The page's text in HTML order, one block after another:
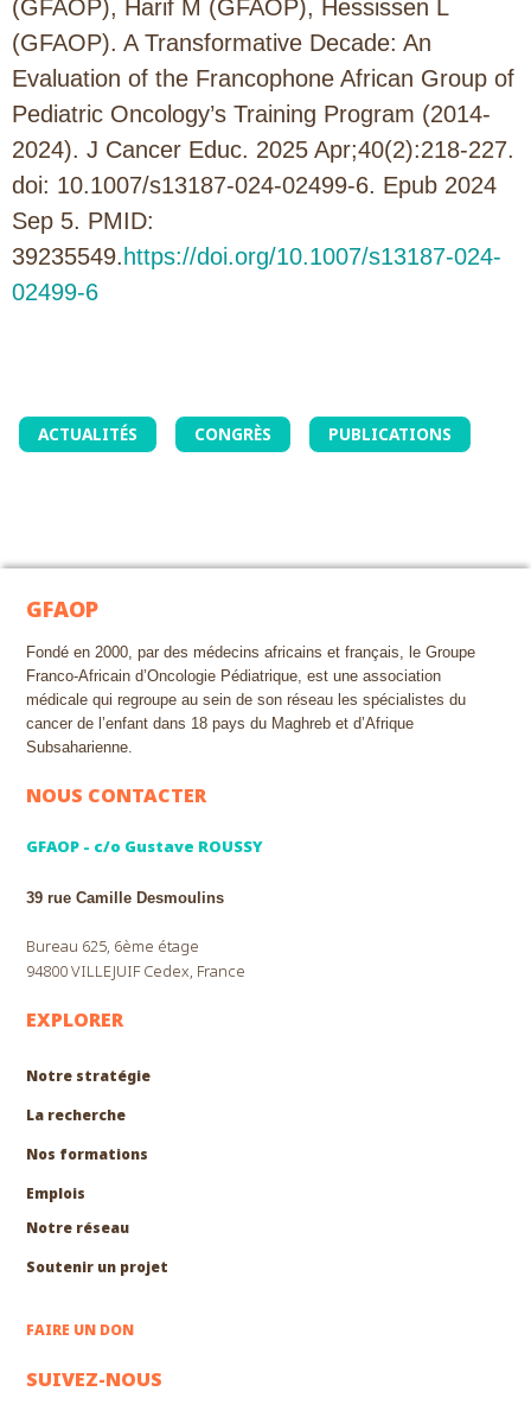
(GFAOP), Harif M (GFAOP), Hessissen L
(GFAOP). A Transformative Decade: An
Evaluation of the Francophone African Group of
Pediatric Oncology’s Training Program (2014-
2024). J Cancer Educ. 2025 Apr;40(2):218-227.
doi: 10.1007/s13187-024-02499-6. Epub 2024
Sep 5. PMID:
39235549. https://doi.org/10.1007/s13187-024-
02499-6
ACTUALITÉS CONGRÈS PUBLICATIONS
GFAOP
Fondé en 2000, par des médecins africains et français, le Groupe
Franco-Africain d’Oncologie Pédiatrique, est une association
médicale qui regroupe au sein de son réseau les spécialistes du
cancer de l’enfant dans 18 pays du Maghreb et d’Afrique
Subsaharienne.
NOUS CONTACTER
GFAOP - c/o Gustave ROUSSY
39 rue Camille Desmoulins
Bureau 625, 6ème étage
94800 VILLEJUIF Cedex, France
EXPLORER
Notre stratégie
La recherche
Nos formations
Emplois
Notre réseau
Soutenir un projet
FAIRE UN DON
SUIVEZ-NOUS